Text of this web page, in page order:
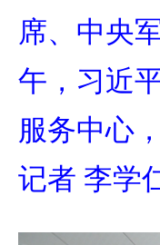
席、中央
午，习近
服务中心
记者 李学